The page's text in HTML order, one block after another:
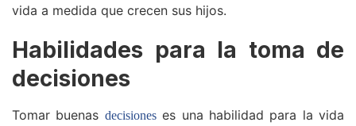
vida a medida que crecen sus hijos.
Habilidades para la toma de
decisiones
Tomar buenas decisioneses una habilidad para la vida